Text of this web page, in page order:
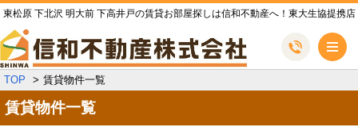
東松原 下北沢 明大前 下高井戸の賃貸お部屋探しは信和不動産へ！東大生協提携店
TOP 賃貸物件一覧
賃貸物件一覧